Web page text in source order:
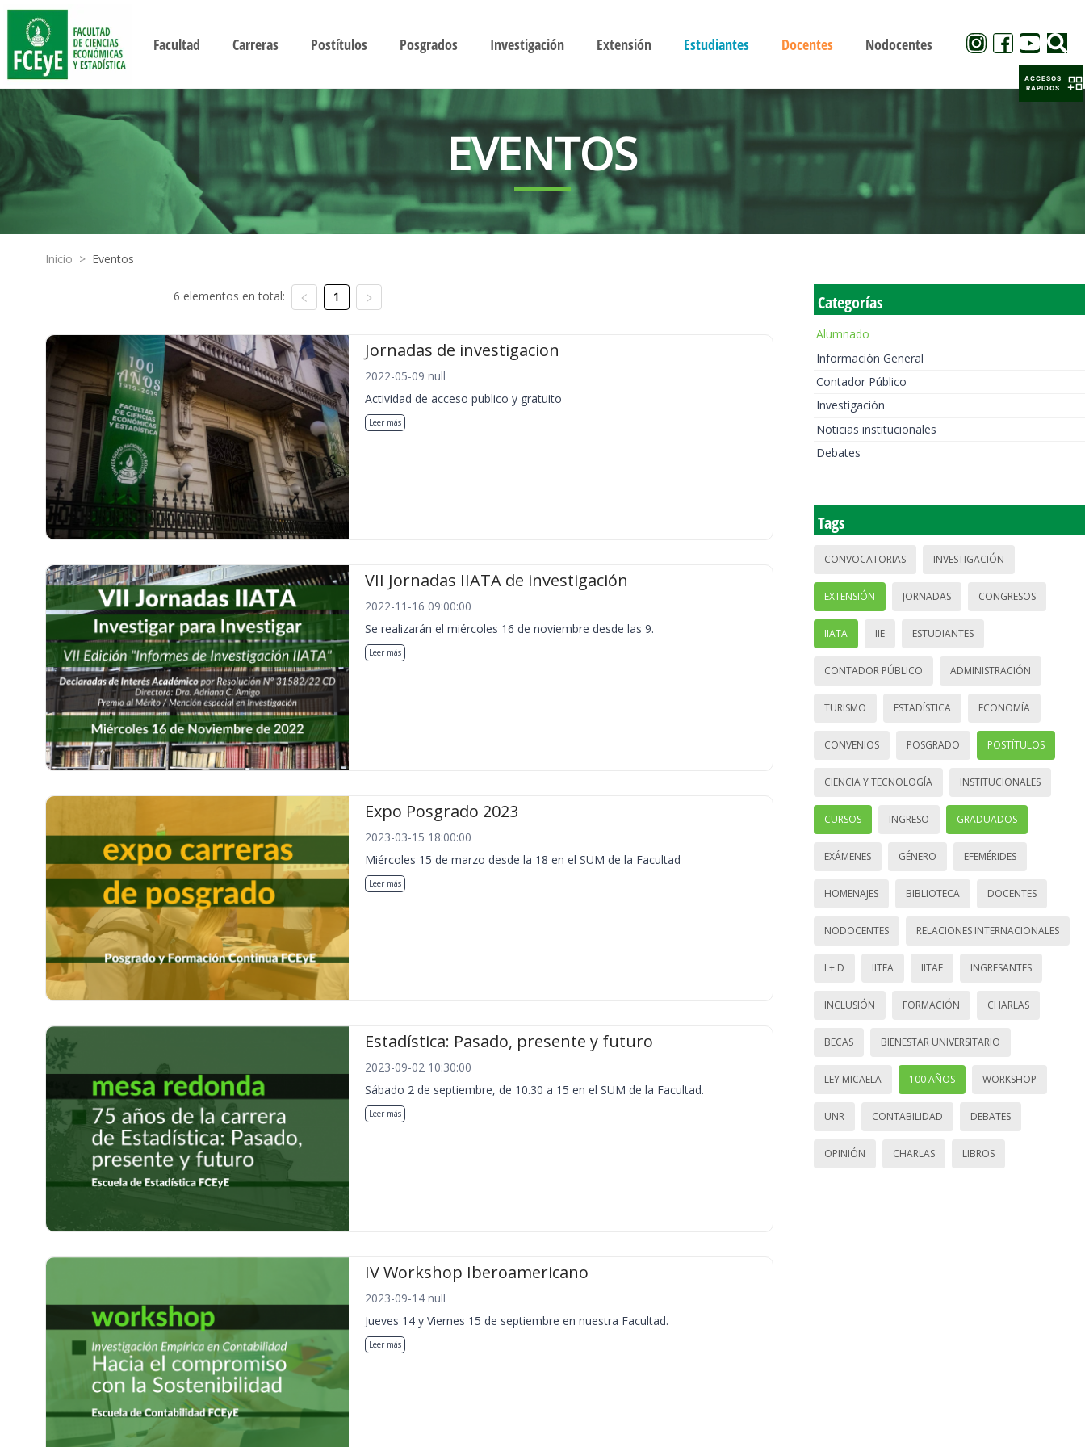
Facultad Carreras Postítulos Posgrados Investigación Extensión Estudiantes Docentes Nodocentes
EVENTOS
Inicio > Eventos
6 elementos en total: 1
Jornadas de investigacion
2022-05-09 null
Actividad de acceso publico y gratuito
Leer más
VII Jornadas IIATA de investigación
2022-11-16 09:00:00
Se realizarán el miércoles 16 de noviembre desde las 9.
Leer más
Expo Posgrado 2023
2023-03-15 18:00:00
Miércoles 15 de marzo desde la 18 en el SUM de la Facultad
Leer más
Estadística: Pasado, presente y futuro
2023-09-02 10:30:00
Sábado 2 de septiembre, de 10.30 a 15 en el SUM de la Facultad.
Leer más
IV Workshop Iberoamericano
2023-09-14 null
Jueves 14 y Viernes 15 de septiembre en nuestra Facultad.
Leer más
Categorías
Alumnado
Información General
Contador Público
Investigación
Noticias institucionales
Debates
Tags
CONVOCATORIAS INVESTIGACIÓN
EXTENSIÓN JORNADAS CONGRESOS
IIATA IIE ESTUDIANTES
CONTADOR PÚBLICO ADMINISTRACIÓN
TURISMO ESTADÍSTICA ECONOMÍA
CONVENIOS POSGRADO POSTÍTULOS
CIENCIA Y TECNOLOGÍA INSTITUCIONALES
CURSOS INGRESO GRADUADOS
EXÁMENES GÉNERO EFEMÉRIDES
HOMENAJES BIBLIOTECA DOCENTES
NODOCENTES RELACIONES INTERNACIONALES
I + D IITEA IITAE INGRESANTES
INCLUSIÓN FORMACIÓN CHARLAS
BECAS BIENESTAR UNIVERSITARIO
LEY MICAELA 100 AÑOS WORKSHOP
UNR CONTABILIDAD DEBATES
OPINIÓN CHARLAS LIBROS
ACCESOS
RAPIDOS